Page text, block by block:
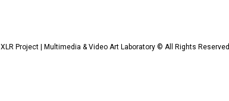
XLR Project | Multimedia & Video Art Laboratory © All Rights Reserved